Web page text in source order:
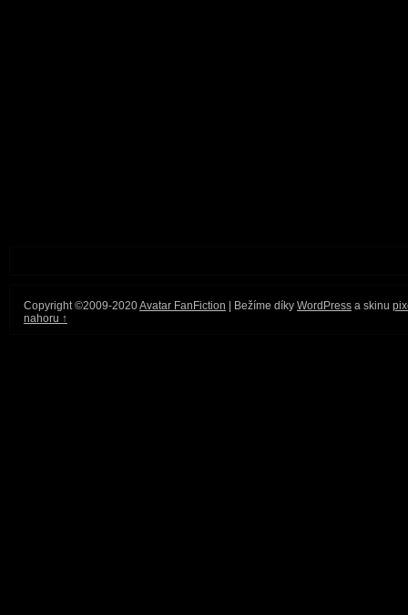
Copyright ©2009-2020Avatar FanFiction | Bežíme díky WordPress a skinu
nahoru ↑